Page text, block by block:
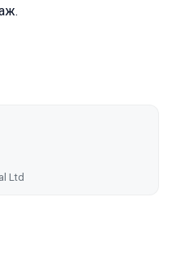
2020 Piter
Ltd